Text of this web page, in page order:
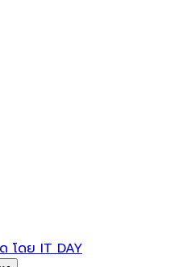
โดย IT DAY